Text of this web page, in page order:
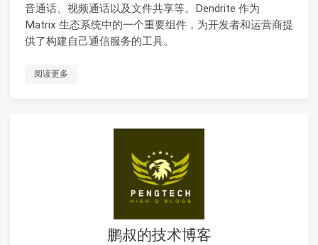
音通话、视频通话以及文件共享等。Dendrite 作为
Matrix 生态系统中的一个重要组件，为开发者和运营商提
供了构建自己通信服务的工具。
阅读更多
鹏叔的技术博客